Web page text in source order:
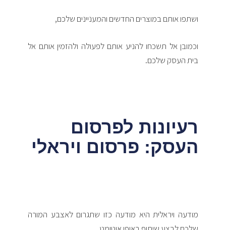
ושתפו אותם במוצרים החדשים והמעניינים שלכם,
וכמובן אל תשכחו להניע אותם לפעולה ולהזמין אותם אל
בית העסק שלכם.
רעיונות לפרסום
העסק: פרסום ויראלי
מודעה ויראלית היא מודעה כזו שתגרום לאצבע המורה